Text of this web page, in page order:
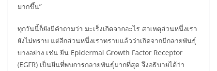
มากขึ้น”
ทุกวันนี้ก็ยังมีคำถามว่า มะเร็งเกิดจากอะไร สาเหตุส่วนหนึ่งเรา
ยังไม่ทราบ แต่อีกส่วนหนึ่งเราทราบแล้วว่าเกิดจากมีกลายพันธุ์
บางอย่าง เช่น ยีน Epidermal Growth Factor Receptor
(EGFR) เป็นยีนที่พบการกลายพันธุ์มากที่สุด จึงอธิบายได้ว่า